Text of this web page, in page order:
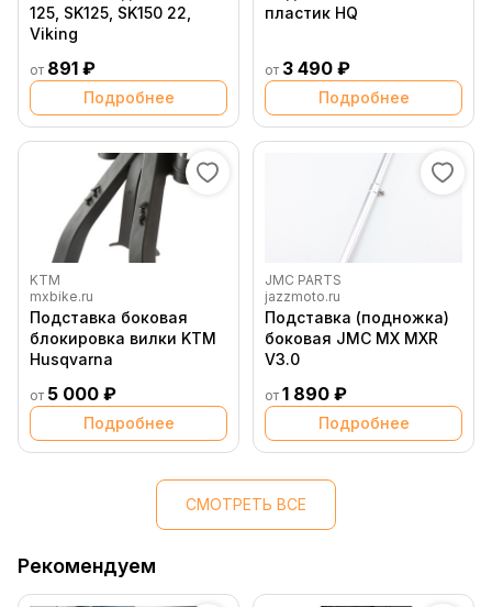
125, SK125, SK150 22,
Viking
от 891 ₽
Подробнее
пластик HQ
от 3 490 ₽
Подробнее
KTM
mxbike.ru
Подставка боковая
блокировка вилки KTM
Husqvarna
от 5 000 ₽
Подробнее
JMC PARTS
jazzmoto.ru
Подставка (подножка)
боковая JMC MX MXR
V3.0
от 1 890 ₽
Подробнее
СМОТРЕТЬ ВСЕ
Рекомендуем